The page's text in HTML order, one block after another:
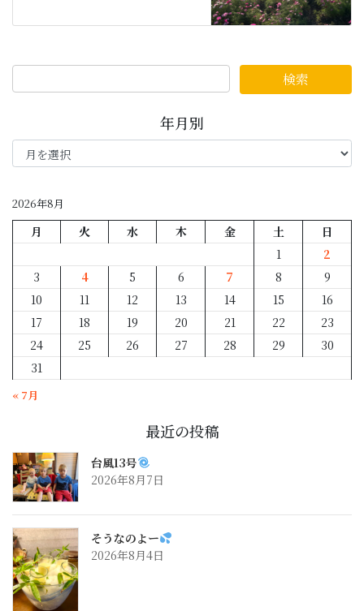
年月別
年
月
2026年8月
月 火 水 木 金 土
日
1
2
3
4 5 6 7 8
9
10
11 12 13 14 15
16
17
18 19 20 21 22
23
24
25 26 27 28 29
30
31
« 7月
最近の投稿
台風13号
2026年8月7日
そうなのよー
2026年8月4日